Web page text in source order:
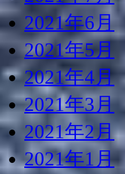
2021年6月
2021年5月
2021年4月
2021年3月
2021年2月
2021年1月